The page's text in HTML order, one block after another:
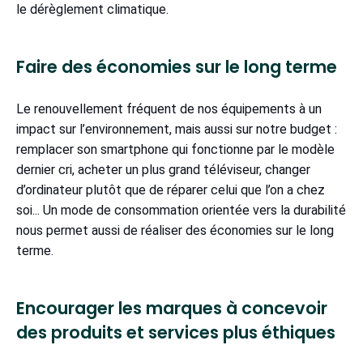
le dérèglement climatique.
Faire des économies sur le long terme
Le renouvellement fréquent de nos équipements à un
impact sur l’environnement, mais aussi sur notre budget :
remplacer son smartphone qui fonctionne par le modèle
dernier cri, acheter un plus grand téléviseur, changer
d’ordinateur plutôt que de réparer celui que l’on a chez
soi... Un mode de consommation orientée vers la durabilité
nous permet aussi de réaliser des économies sur le long
terme.
Encourager les marques à concevoir
des produits et services plus éthiques